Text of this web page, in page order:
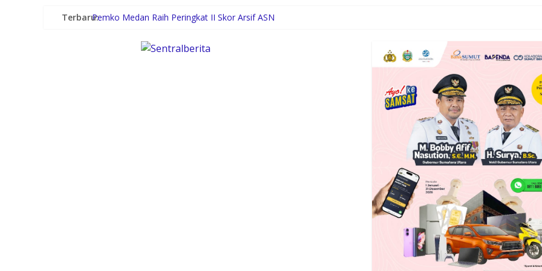
Terbaru:Pemko Medan Raih Peringkat II Skor Arsif ASN
Pertamina Patra Niaga Sumbagut Edukasi Siswa SMA Al-Azhar Medan tentang Pencegahan HIV/AIDS
Serap Aspirasi Warga Teluk Nibung, Polres Tanjung Balai Gelar Jumat Curhat Bahaya Narkoba Hingga Poskamling
Polres Padang Lawas Utara Resmi Berdiri, Kapolda Sumut Tekankan Pelayanan Humanis dan Penambahan